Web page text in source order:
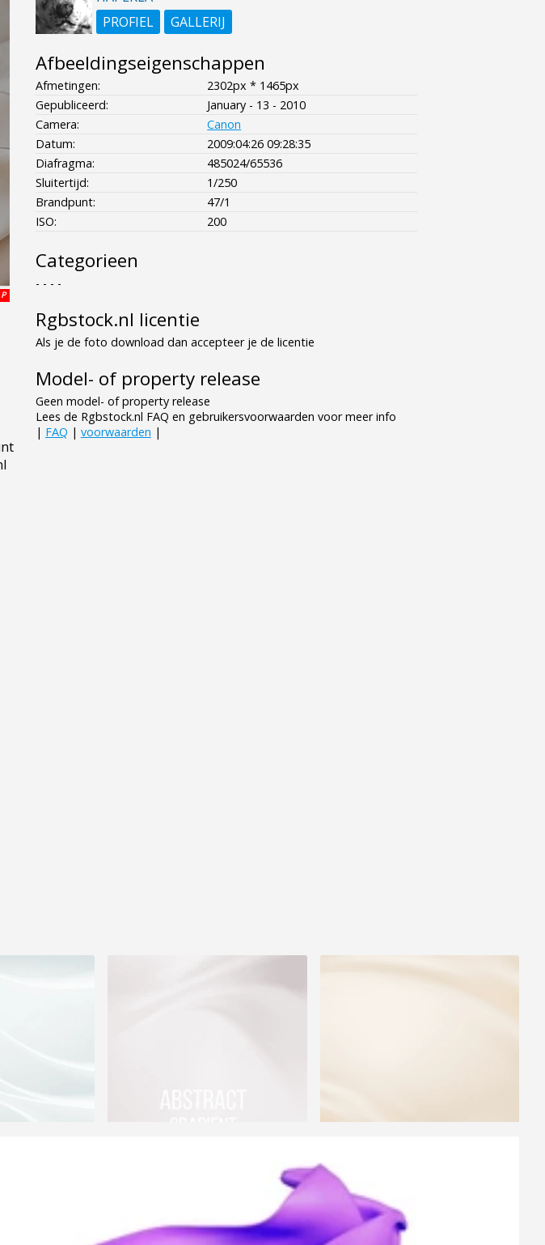
P
PROFIEL
GALLERIJ
Afbeeldingseigenschappen
Afmetingen:
2302px * 1465px
Gepubliceerd:
January - 13 - 2010
Camera:
Canon
Datum:
2009:04:26 09:28:35
Diafragma:
485024/65536
Sluitertijd:
1/250
Brandpunt:
47/1
ISO:
200
Categorieen
- - - -
Rgbstock.nl licentie
Als je de foto download dan accepteer je de licentie
Model- of property release
Geen model- of property release
Lees de Rgbstock.nl FAQ en gebruikersvoorwaarden voor meer info
| FAQ | voorwaarden |